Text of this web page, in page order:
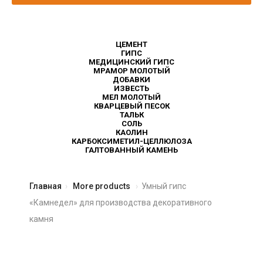
ЦЕМЕНТ
ГИПС
МЕДИЦИНСКИЙ ГИПС
МРАМОР МОЛОТЫЙ
ДОБАВКИ
ИЗВЕСТЬ
МЕЛ МОЛОТЫЙ
КВАРЦЕВЫЙ ПЕСОК
ТАЛЬК
СОЛЬ
КАОЛИН
КАРБОКСИМЕТИЛ-ЦЕЛЛЮЛОЗА
ГАЛТОВАННЫЙ КАМЕНЬ
Главная More products
Умный гипс
«Камнедел» для производства декоративного
камня